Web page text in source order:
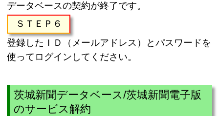
データベースの契約が終了です。
ＳＴＥＰ６
登録したＩＤ（メールアドレス）とパスワードを
使ってログインしてください。
茨城新聞データベース/茨城新聞電子版
のサービス解約